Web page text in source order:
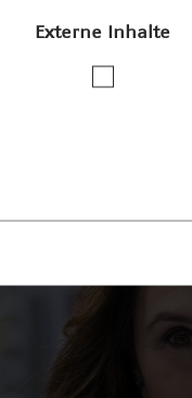
· 5mb
Externe Inhalte